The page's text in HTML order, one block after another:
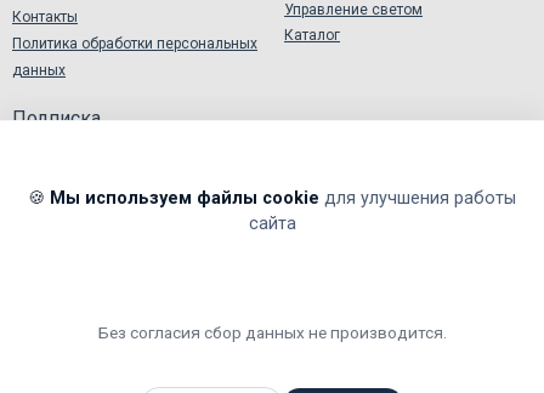
Контакты
Политика обработки персональных
данных
Управление светом
Каталог
Подписка
Я подтверждаю и принимаюСогласие на обработку
🍪 Мы используем файлы cookie для улучшения работы
сайта
Без согласия сбор данных не производится.